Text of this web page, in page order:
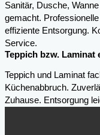
Sanitär, Dusche,
gemacht.
effiziente Entsorgung.
Service.
Teppich bzw. Laminat
Teppich und Laminat
Küchenabbruch.
Zuhause. Entsorgung